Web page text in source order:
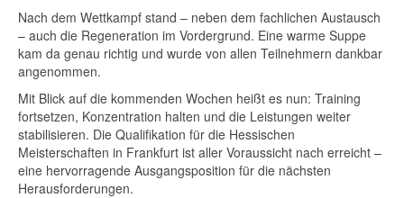
Nach dem Wettkampf stand – neben dem fachlichen Austausch
– auch die Regeneration im Vordergrund. Eine warme Suppe
kam da genau richtig und wurde von allen Teilnehmern dankbar
angenommen.
Mit Blick auf die kommenden Wochen heißt es nun: Training
fortsetzen, Konzentration halten und die Leistungen weiter
stabilisieren. Die Qualifikation für die Hessischen
Meisterschaften in Frankfurt ist aller Voraussicht nach erreicht –
eine hervorragende Ausgangsposition für die nächsten
Herausforderungen.